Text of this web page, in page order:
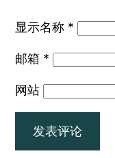
显示名称 *
邮箱 *
网站